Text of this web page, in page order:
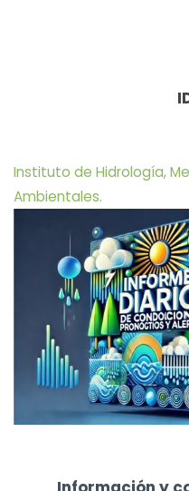
Instituto de Hidrología,
Ambientales.